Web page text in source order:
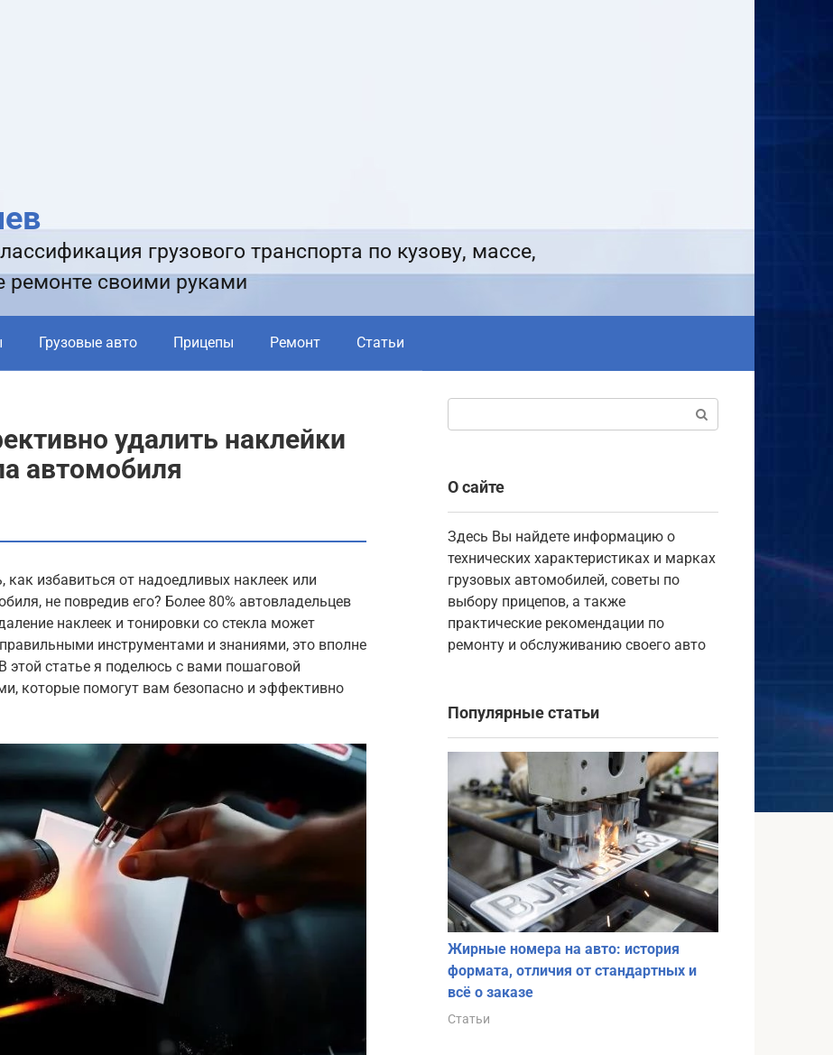
грузового транспорта по кузову, массе,
ремонте своими руками
Грузовые авто Прицепы Ремонт Статьи
удалить наклейки
автомобиля
избавиться от надоедливых наклеек или
не повредив его? Более 80% автовладельцев
наклеек и тонировки со стекла может
инструментами и знаниями, это вполне
этой статье я поделюсь с вами пошаговой
которые помогут вам безопасно и эффективно
О сайте
Здесь Вы найдете информацию о
технических характеристиках и марках
грузовых автомобилей, советы по
выбору прицепов, а также
практические рекомендации по
ремонту и обслуживанию своего авто
Популярные статьи
Жирные номера на авто: история
формата, отличия от стандартных и
всё о заказе
Статьи